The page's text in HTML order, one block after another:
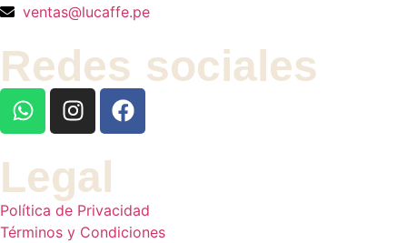
ventas@lucaffe.pe
Redes sociales
Legal
Política de Privacidad
Términos y Condiciones